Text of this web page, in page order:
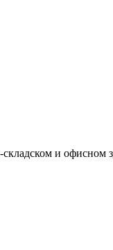
и офисном